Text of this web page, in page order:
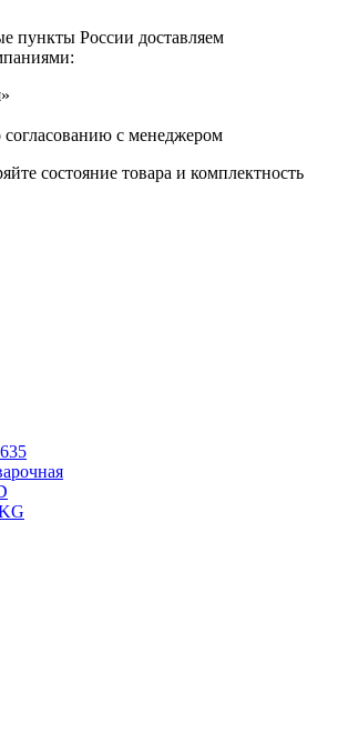
пункты России доставляем
согласованию с менеджером
состояние товара и комплектность